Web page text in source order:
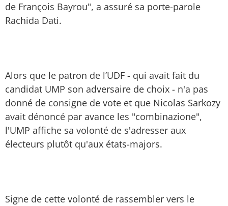
de François Bayrou", a assuré sa porte-parole
Rachida Dati.
Alors que le patron de l’UDF - qui avait fait du
candidat UMP son adversaire de choix - n'a pas
donné de consigne de vote et que Nicolas Sarkozy
avait dénoncé par avance les "combinazione",
l'UMP affiche sa volonté de s'adresser aux
électeurs plutôt qu'aux états-majors.
Signe de cette volonté de rassembler vers le